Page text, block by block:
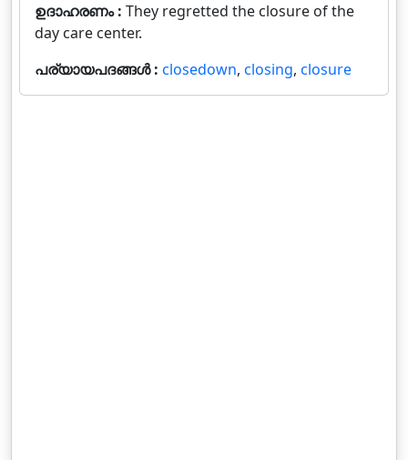
ഉദാഹരണം : They regretted the closure of the
day care center.
പര്യായപദങ്ങൾ : closedown, closing, closure